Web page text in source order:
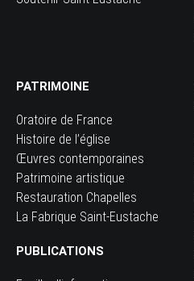
PATRIMOINE
Oratoire de France
Histoire de l’église
Œuvres contemporaines
Patrimoine artistique
Restauration Chapelles
La Fabrique Saint-Eustache
PUBLICATIONS